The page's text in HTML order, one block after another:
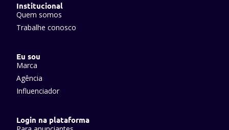
Institucional
Quem somos
Trabalhe conosco
Eu sou
Marca
Agência
Influenciador
Login na plataforma